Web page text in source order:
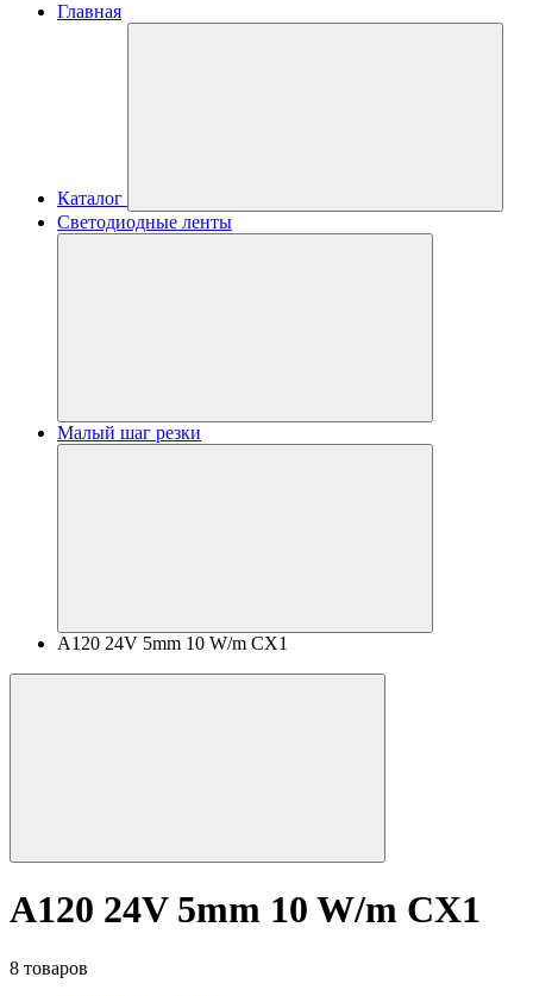
Главная
Каталог
Светодиодные ленты
Малый шаг резки
A120 24V 5mm 10 W/m CX1
A120 24V 5mm 10 W/m CX1
8 товаров